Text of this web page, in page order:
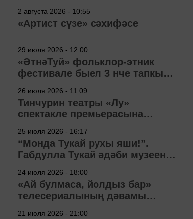
2 августа 2026 - 10:55
«Артист сүзе» сәхифәсе
29 июля 2026 - 12:00
«ӘтнәТуй» фольклор-этник
фестивале быел 3 нче тапкыр
26 июля 2026 - 11:09
Тинчурин театры «Лу»
спектакле премьерасына
25 июля 2026 - 16:17
“Монда Тукай рухы яши!”.
Габдулла Тукай әдәби музеена
24 июля 2026 - 18:00
«Ай булмаса, йолдыз бар»
телесериалының дәвамы
21 июля 2026 - 21:00